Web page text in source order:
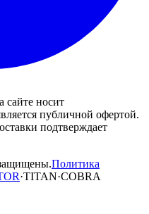
сайте носит
публичной офертой.
подтверждает
Политика
·TITAN·COBRA